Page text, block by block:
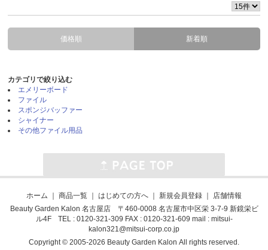
価格順 新着順
カテゴリで絞り込む
エメリーボード
ファイル
スポンジバッファー
シャイナー
その他ファイル用品
ホーム ｜ 商品一覧 ｜ はじめての方へ ｜ 新規会員登録 ｜
店舗情報
Beauty Garden Kalon 名古屋店 〒460-0008 名古屋市中区栄 3-7-9 新鏡栄ビ
ル4F TEL : 0120-321-309 FAX : 0120-321-609 mail : mitsui-
kalon321@mitsui-corp.co.jp
Copyright © 2005-2026 Beauty Garden Kalon All rights reserved.